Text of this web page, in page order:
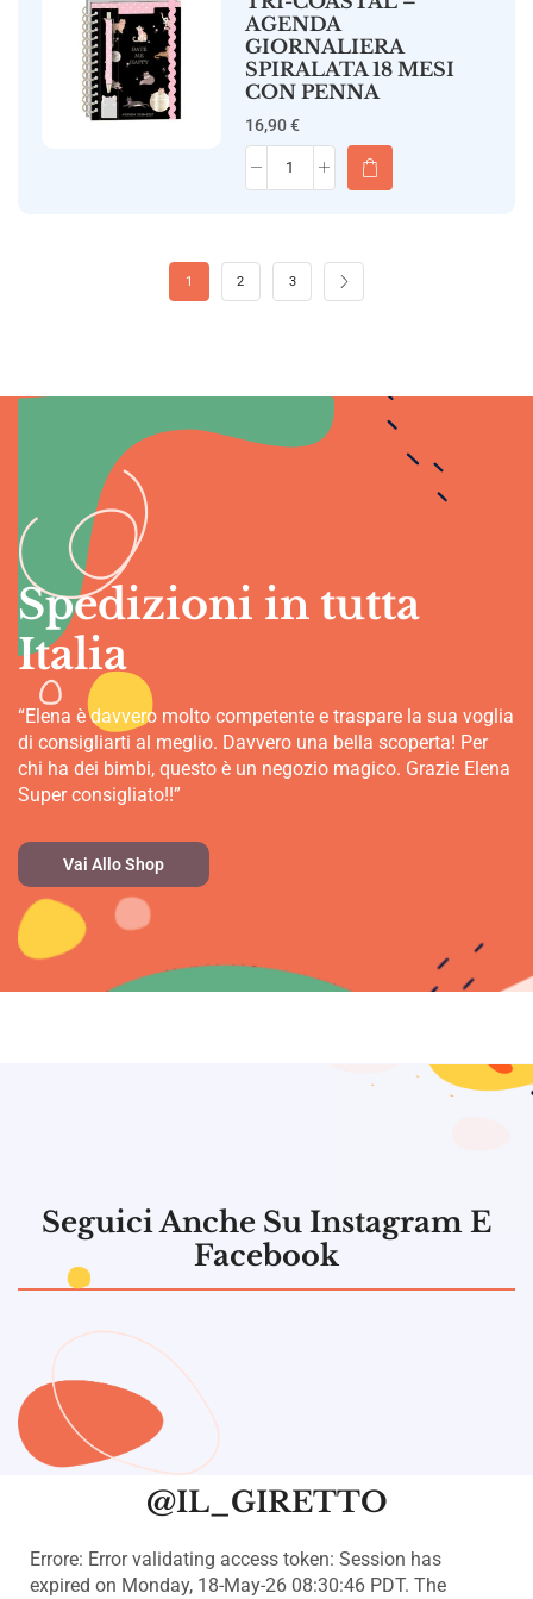
AGENDA
GIORNALIERA
SPIRALATA 18 MESI
CON PENNA
16,90€
1 2 3
Spedizioni in tutta
Italia
“Elena è davvero molto competente e traspare la sua voglia
di consigliarti al meglio. Davvero una bella scoperta! Per
chi ha dei bimbi, questo è un negozio magico. Grazie Elena
Super consigliato!!”
Vai Allo Shop
Seguici Anche Su Instagram E
Facebook
@IL_GIRETTO
Errore: Error validating access token: Session has
expired on Monday, 18-May-26 08:30:46 PDT. The